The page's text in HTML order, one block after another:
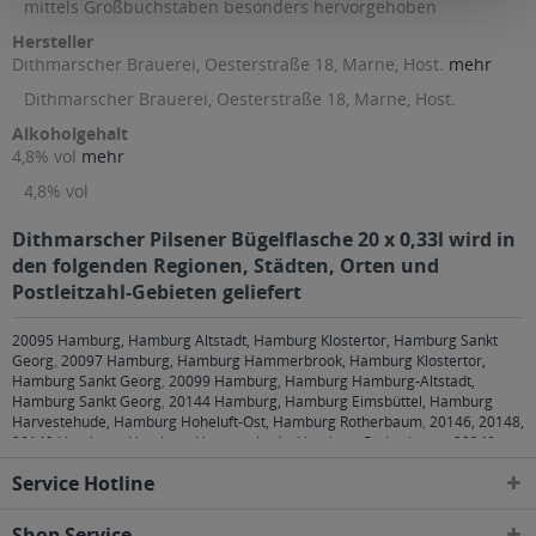
mittels Großbuchstaben besonders hervorgehoben
Hersteller
Dithmarscher Brauerei, Oesterstraße 18, Marne, Host. mehr
Dithmarscher Brauerei, Oesterstraße 18, Marne, Host.
Alkoholgehalt
4,8% vol mehr
4,8% vol
Dithmarscher Pilsener Bügelflasche 20 x 0,33l wird in
den folgenden Regionen, Städten, Orten und
Postleitzahl-Gebieten geliefert
20095 Hamburg, Hamburg Altstadt, Hamburg Klostertor, Hamburg Sankt
Georg, 20097 Hamburg, Hamburg Hammerbrook, Hamburg Klostertor,
Hamburg Sankt Georg, 20099 Hamburg, Hamburg Hamburg-Altstadt,
Hamburg Sankt Georg, 20144 Hamburg, Hamburg Eimsbüttel, Hamburg
Harvestehude, Hamburg Hoheluft-Ost, Hamburg Rotherbaum, 20146, 20148,
20149 Hamburg, Hamburg Harvestehude, Hamburg Rotherbaum
20249
Ost, Hamburg Winterhude
20251 Hamburg, Hamburg Alsterdorf, Hamburg
Hamburg Harvestehude, Hamburg Hoheluft-Ost, Hamburg Hoheluft-West,
Service Hotline